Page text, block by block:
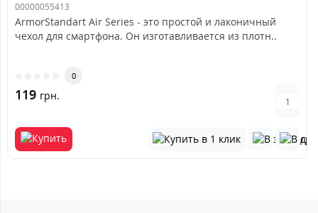
00000055413
ArmorStandart Air Series - это простой и лаконичный
чехол для смартфона. Он изготавливается из плотн..
0
119 грн.